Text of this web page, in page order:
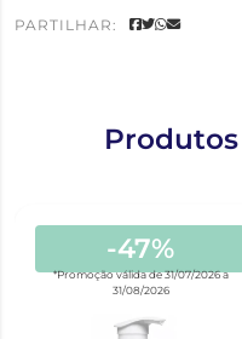
PARTILHAR:
-47%
*Promoção válida de 31/07/2026 a
31/08/2026